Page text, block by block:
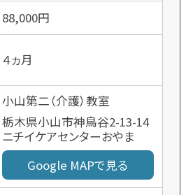
88,000円
４ヵ月
小山第二（介護）教室
栃木県小山市神鳥谷2-13-14
ニチイケアセンターおやま
Google MAPで見る